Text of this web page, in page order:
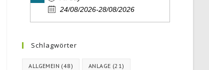
24/08/2026-28/08/2026
Schlagwörter
ALLGEMEIN (48) ANLAGE (21)